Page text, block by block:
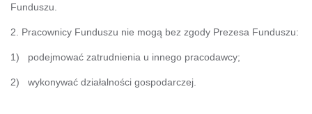
Funduszu.
2. Pracownicy Funduszu nie mogą bez zgody Prezesa Funduszu:
1) podejmować zatrudnienia u innego pracodawcy;
2) wykonywać działalności gospodarczej.